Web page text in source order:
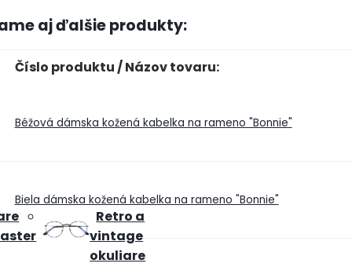
Retro a
vintage
okuliare
aj ďalšie produkty:
Číslo produktu / Názov tovaru:
Béžová dámska kožená kabelka na rameno "Bonnie"
Biela dámska kožená kabelka na rameno "Bonnie"